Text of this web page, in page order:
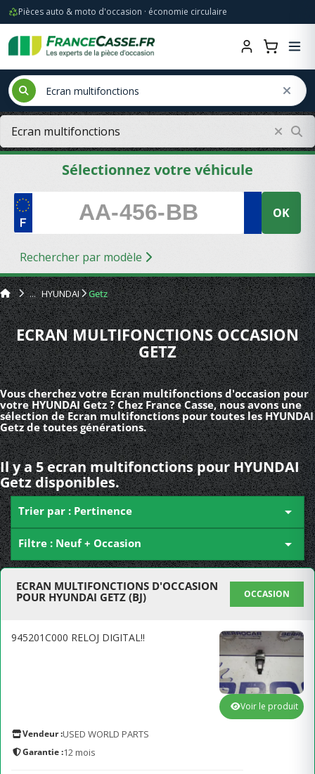
Pièces auto & moto d'occasion · économie circulaire
Sélectionnez votre véhicule
OK
Rechercher par modèle
HYUNDAI Getz
ECRAN MULTIFONCTIONS OCCASION
GETZ
Vous cherchez votre Ecran multifonctions d'occasion pour
votre HYUNDAI Getz ? Chez France Casse, nous avons une
sélection de Ecran multifonctions pour toutes les HYUNDAI
Getz de toutes générations.
Il y a 5 ecran multifonctions pour HYUNDAI
Getz disponibles.
Trier par : Pertinence 
Filtre : Neuf + Occasion 
ECRAN MULTIFONCTIONS D'OCCASION
POUR HYUNDAI GETZ (BJ)
OCCASION
945201C000 RELOJ DIGITAL!!
Vendeur :USED WORLD PARTS
Garantie :12 mois
Voir le produit